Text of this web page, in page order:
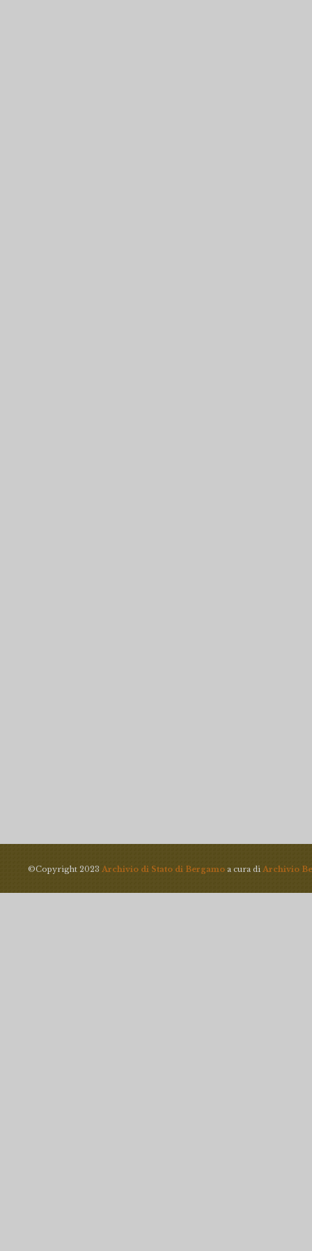
©Copyright 2023 Archivio di Stato di Bergamo a cura di Archivio